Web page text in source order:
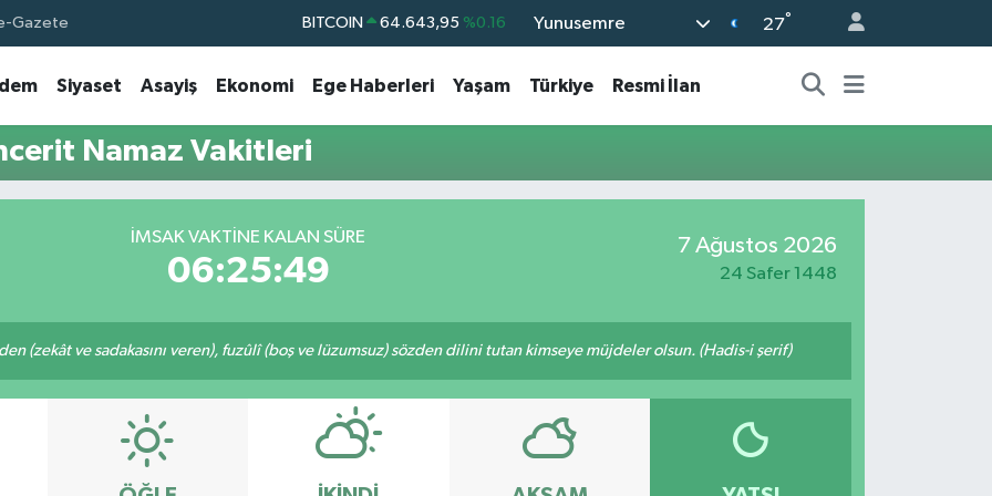
Gazete BITCOIN 64.643,95 %0.16
GRAM ALTIN 6500.87 %0.12
Yunusemre 27°
Siyaset Asayiş Ekonomi Ege Haberleri Yaşam Türkiye Resmi İlan
Namaz Vakitleri
İMSAK VAKTINE KALAN SÜRE
06:25:48
7 Ağustos 2026
24 Safer 1448
(zekât ve sadakasını veren), fuzûlî (boş ve lüzumsuz) sözden dilini tutan kimseye müjdeler olsun. (Hadis-i şerif)